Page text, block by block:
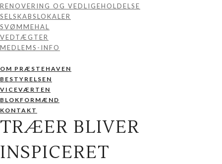
RENOVERING OG VEDLIGEHOLDELSE
SELSKABSLOKALER
SVØMMEHAL
VEDTÆGTER
MEDLEMS-INFO
OM PRÆSTEHAVEN
BESTYRELSEN
VICEVÆRTEN
BLOKFORMÆND
KONTAKT
TRÆER BLIVER
INSPICERET